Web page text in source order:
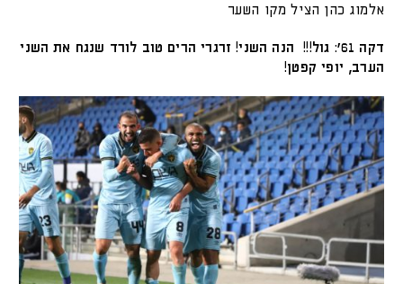
אלמוג כהן הציל מקו השער
דקה 61': גול!!! הנה השני! זרגרי הרים טוב לורד שנגח את השני
הערב, יופי קפטן!